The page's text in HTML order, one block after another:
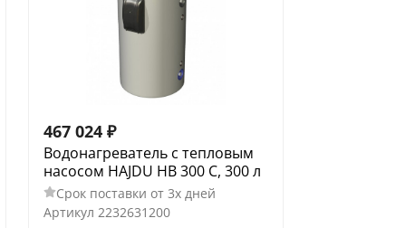
467 024 ₽
Водонагреватель с тепловым
насосом HAJDU HB 300 C, 300 л
Срок поставки от 3х дней
Артикул 2232631200